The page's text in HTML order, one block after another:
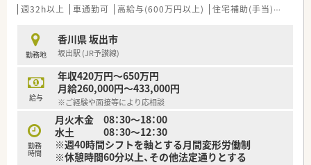
＜法人特徴＞
「フジでのお買い物のついでにあのお薬や化粧品を・・・」とい
うお客様の
生活シーンに対応したインストア型、そのインストア型の中で
も化粧品を
専門に扱うコスメ店など地域のお客様のニーズに合わせた店
舗展開をしております。
■ツルハグループとして瀬戸内海圏にてドミナント展開を強化
している
地域№１のドラッグチェーンです。
今後も更に、ドラッグストアと調剤薬局の併設店を標準型店舗
として、
週32h以上 車通勤可 高給与(600万円以上) 住宅補助(手当)あり
勤務地
香川県 坂出市
坂出駅 (JR予讃線)
給与
年収420万円～650万円
月給260,000円～433,000円
※ご経験や面接等により応相談
勤務
時間
月火木金 08：30～18：00
水土 08：30～12：30
※週40時間シフトを軸とする月間変形労働制
※休憩時間60分以上、その他法定通りとする